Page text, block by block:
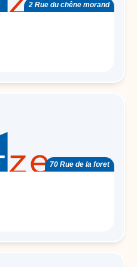
2 Rue du chêne morand
70 Rue de la foret